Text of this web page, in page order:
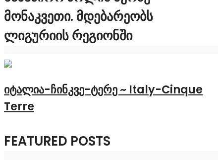
ᲛᲝᲜᲐᲙᲕᲔᲗᲘ. ᲛᲓᲔᲑᲐᲠᲔᲝᲑᲡ
ᲚᲘᲒᲣᲠᲘᲘᲡ ᲠᲔᲒᲘᲝᲜᲨᲘ
იტალია-ჩინკვე-ტერე ~ Italy-Cinque
Terre
FEATURED POSTS